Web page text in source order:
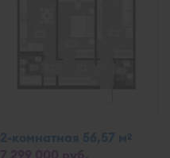
2-комнатная 56,57 м2